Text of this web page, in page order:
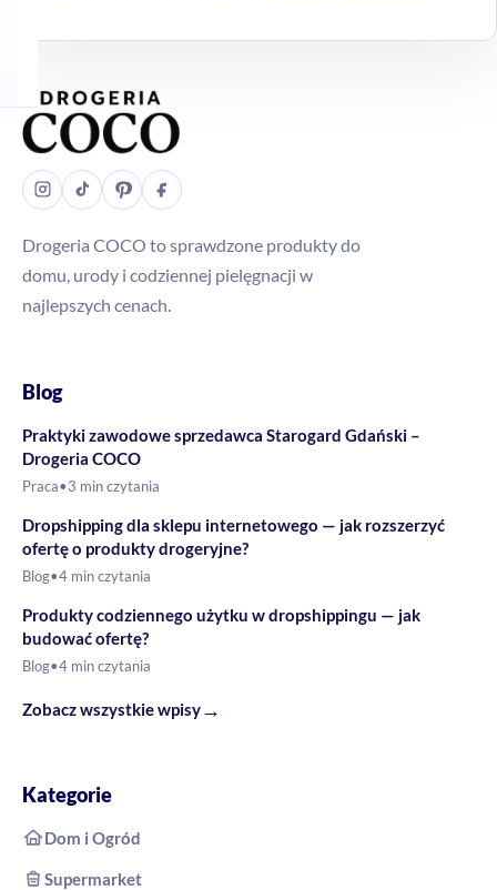
Drogeria COCO to sprawdzone produkty do
domu, urody i codziennej pielęgnacji w
najlepszych cenach.
Blog
Praktyki zawodowe sprzedawca Starogard Gdański –
Drogeria COCO
Praca•3 min czytania
Dropshipping dla sklepu internetowego — jak rozszerzyć
ofertę o produkty drogeryjne?
Blog•4 min czytania
Produkty codziennego użytku w dropshippingu — jak
budować ofertę?
Blog•4 min czytania
Zobacz wszystkie wpisy→
Kategorie
Dom i Ogród
Supermarket